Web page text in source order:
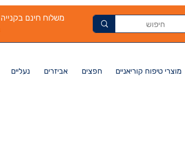
נעליים אביזרים חפצים מוצרי טיפוח קוריאניים